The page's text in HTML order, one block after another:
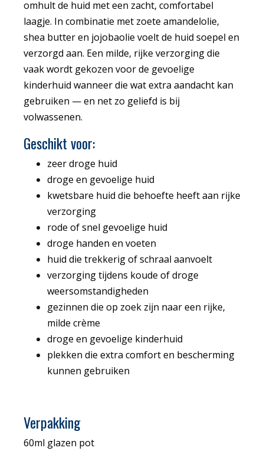
omhult de huid met een zacht, comfortabel
laagje. In combinatie met zoete amandelolie,
shea butter en jojobaolie voelt de huid soepel en
verzorgd aan. Een milde, rijke verzorging die
vaak wordt gekozen voor de gevoelige
kinderhuid wanneer die wat extra aandacht kan
gebruiken — en net zo geliefd is bij
volwassenen.
Geschikt voor:
zeer droge huid
droge en gevoelige huid
kwetsbare huid die behoefte heeft aan rijke
verzorging
rode of snel gevoelige huid
droge handen en voeten
huid die trekkerig of schraal aanvoelt
verzorging tijdens koude of droge
weersomstandigheden
gezinnen die op zoek zijn naar een rijke,
milde crème
droge en gevoelige kinderhuid
plekken die extra comfort en bescherming
kunnen gebruiken
Verpakking
60ml glazen pot